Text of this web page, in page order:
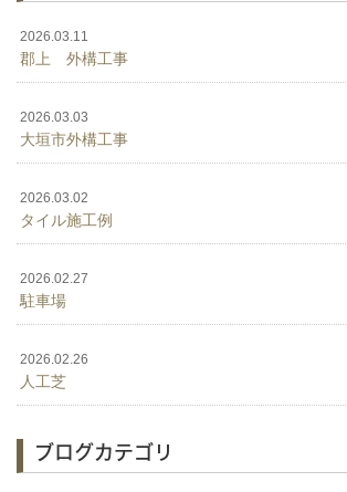
2026.03.11
郡上 外構工事
2026.03.03
大垣市外構工事
2026.03.02
タイル施工例
2026.02.27
駐車場
2026.02.26
人工芝
ブログカテゴリ